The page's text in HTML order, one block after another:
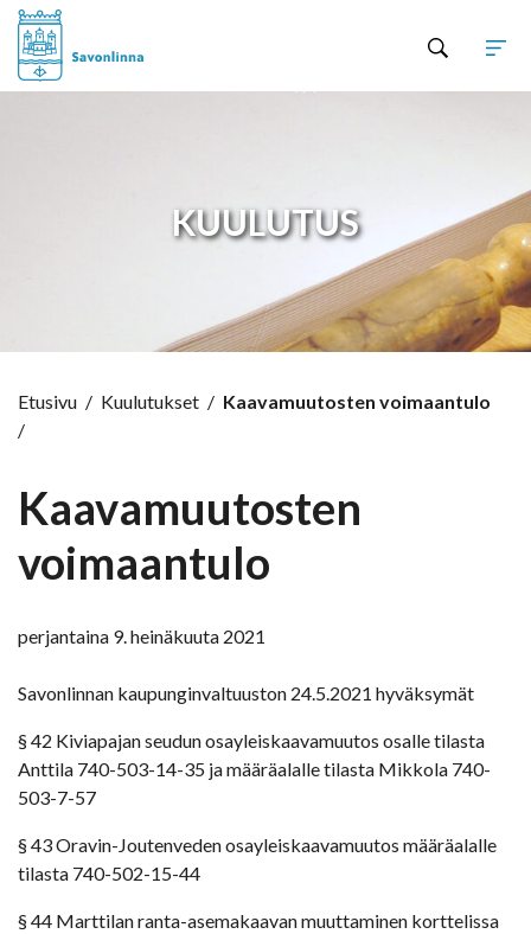
KUULUTUS
Etusivu / Kuulutukset / Kaavamuutosten voimaantulo
/
Kaavamuutosten
voimaantulo
perjantaina 9. heinäkuuta 2021
Savonlinnan kaupunginvaltuuston 24.5.2021 hyväksymät
§ 42 Kiviapajan seudun osayleiskaavamuutos osalle tilasta
Anttila 740-503-14-35 ja määräalalle tilasta Mikkola 740-
503-7-57
§ 43 Oravin-Joutenveden osayleiskaavamuutos määräalalle
tilasta 740-502-15-44
§ 44 Marttilan ranta-asemakaavan muuttaminen korttelissa